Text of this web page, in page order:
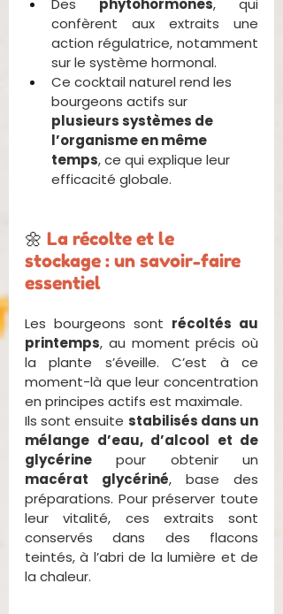
Des phytohormones, qui
confèrent aux extraits une
action régulatrice, notamment
sur le système hormonal.
Ce cocktail naturel rend les
bourgeons actifs sur
plusieurs systèmes de
l’organisme en même
temps, ce qui explique leur
efficacité globale.
🌼 La récolte et le
stockage : un savoir-faire
essentiel
Les bourgeons sont récoltés au
printemps, au moment précis où
la plante s’éveille. C’est à ce
moment-là que leur concentration
en principes actifs est maximale.
Ils sont ensuite stabilisés dans un
mélange d’eau, d’alcool et de
glycérine
macérat glycériné, base des
préparations. Pour préserver toute
leur vitalité, ces extraits sont
conservés dans des flacons
teintés, à l’abri de la lumière et de
la chaleur.